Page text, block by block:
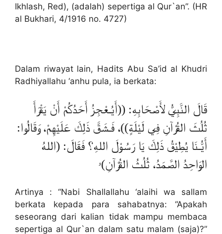
Ikhlash, Red), (adalah) sepertiga al Qur`an”. (HR
al Bukhari, 4/1916 no. 4727)
Dalam riwayat lain, Hadits Abu Sa’id al Khudri
Radhiyallahu ‘anhu pula, ia berkata:
قَالَ النَّبِيُّ لأَصْحَابِهِ: ((أَيُـعْجِزُ أَحَدُكُمْ أَنْ يَقْرَأَ
ثُلُثَ القُرْآنِ فِي لَيْلَةٍ))، فَـشَقَّ ذَلِكَ عَلَيْهِمْ، وَقَالُوا:
أَيُّـنَا يُطِيْقُ ذَلِكَ يَا رَسُوْلَ اللهِ؟ فَقَالَ: (اللهُ
الوَاحِدُ الصَّمَدُ، ثُلُثُ القُرْآنِ)ۥ
Artinya : “Nabi Shallallahu ‘alaihi wa sallam
berkata kepada para sahabatnya: “Apakah
seseorang dari kalian tidak mampu membaca
sepertiga al Qur`an dalam satu malam (saja)?”